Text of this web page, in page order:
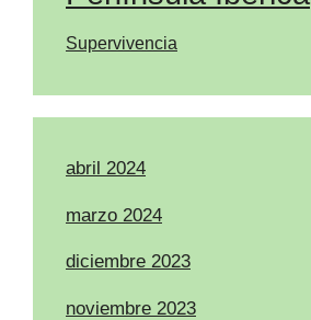
Supervivencia
abril 2024
marzo 2024
diciembre 2023
noviembre 2023